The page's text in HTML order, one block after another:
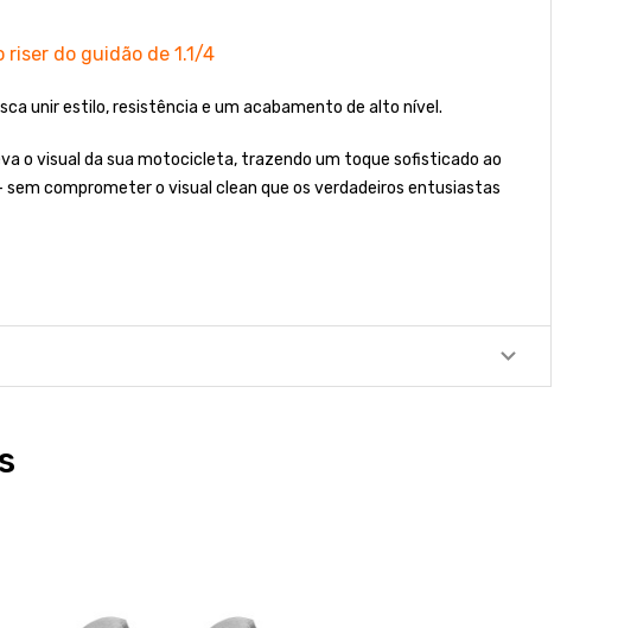
do guidão de 1.1/4
unir estilo, resistência e um acabamento de alto nível.
o visual da sua motocicleta, trazendo um toque sofisticado ao
comprometer o visual clean que os verdadeiros entusiastas